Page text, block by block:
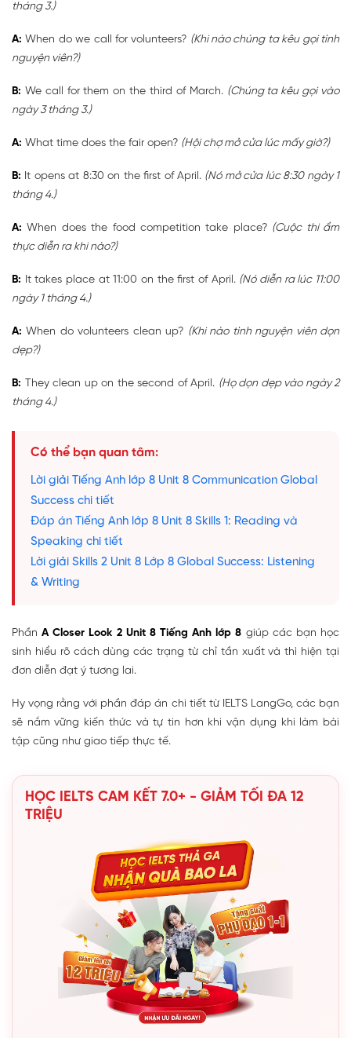
tháng 3.)
A: When do we call for volunteers? (Khi nào chúng ta kêu gọi tình
nguyện viên?)
B: We call for them on the third of March. (Chúng ta kêu gọi vào
ngày 3 tháng 3.)
A: What time does the fair open? (Hội chợ mở cửa lúc mấy giờ?)
B: It opens at 8:30 on the first of April. (Nó mở cửa lúc 8:30 ngày 1
tháng 4.)
A: When does the food competition take place? (Cuộc thi ẩm
thực diễn ra khi nào?)
B: It takes place at 11:00 on the first of April. (Nó diễn ra lúc 11:00
ngày 1 tháng 4.)
A: When do volunteers clean up? (Khi nào tình nguyện viên dọn
dẹp?)
B: They clean up on the second of April. (Họ dọn dẹp vào ngày 2
tháng 4.)
Có thể bạn quan tâm:
Lời giải Tiếng Anh lớp 8 Unit 8 Communication Global
Success chi tiết
Đáp án Tiếng Anh lớp 8 Unit 8 Skills 1: Reading và
Speaking chi tiết
Lời giải Skills 2 Unit 8 Lớp 8 Global Success: Listening
& Writing
PhầnA Closer Look 2 Unit 8 Tiếng Anh lớp 8 giúp các bạn học
sinh hiểu rõ cách dùng các trạng từ chỉ tần xuất và thì hiện tại
đơn diễn đạt ý tương lai.
Hy vọng rằng với phần đáp án chi tiết từ IELTS LangGo, các bạn
sẽ nắm vững kiến thức và tự tin hơn khi vận dụng khi làm bài
tập cũng như giao tiếp thực tế.
HỌC IELTS CAM KẾT 7.0+ - GIẢM TỐI ĐA 12
TRIỆU